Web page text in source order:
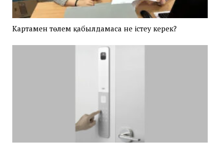
Картамен төлем қабылдамаса не істеу керек?